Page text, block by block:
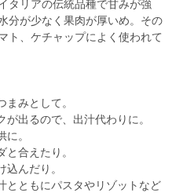
タリアの伝統品種で甘みが強
分が少なく果肉が厚いめ。その
ト、ケチャップによく使われて
みとして。
出るので、出汁代わりに。
。
合えたり。
んだり。
とともにパスタやリゾットなど